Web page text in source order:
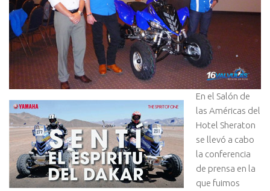
En el Salón de
las Américas del
Hotel Sheraton
se llevó a cabo
la conferencia
de prensa en la
que fuimos